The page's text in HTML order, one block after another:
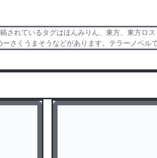
されているタグはほんみりん、東方、東方ロ
さくうまそうなどがあります。テラーノベル